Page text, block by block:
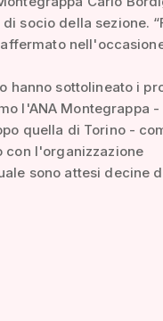
socio della sezione.
hanno sottolineato i
l'ANA Montegrappa -
quella di Torino -
con l'organizzazione
sono attesi decine